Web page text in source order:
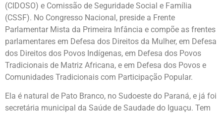
(CIDOSO) e Comissão de Seguridade Social e Família
(CSSF). No Congresso Nacional, preside a Frente
Parlamentar Mista da Primeira Infância e compõe as frentes
parlamentares em Defesa dos Direitos da Mulher, em Defesa
dos Direitos dos Povos Indígenas, em Defesa dos Povos
Tradicionais de Matriz Africana, e em Defesa dos Povos e
Comunidades Tradicionais com Participação Popular.
Ela é natural de Pato Branco, no Sudoeste do Paraná, e já foi
secretária municipal da Saúde de Saudade do Iguaçu. Tem